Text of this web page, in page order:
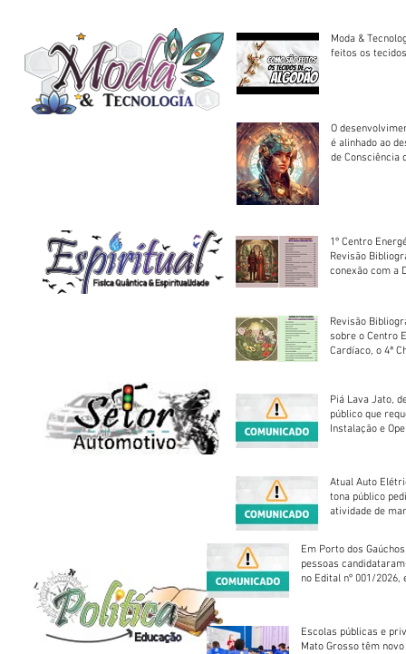
Moda &
feitos os
O
é alinhado ao
de Consciência
1º Centro
Revisão
conexão com a
Revisão
sobre o Centro
Cardíaco, o 4ª
Piá Lava Jato,
público que
Instalação e
Atual Auto
tona público
atividade de
Em Porto dos
pessoas
no Edital nº 001/2026,
Escolas públicas e
Mato Grosso têm